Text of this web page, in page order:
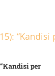
per